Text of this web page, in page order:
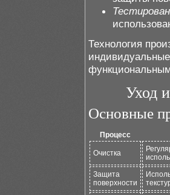
Технология
Уход
Основные
Процесс
Очистка
Защита
поверхности